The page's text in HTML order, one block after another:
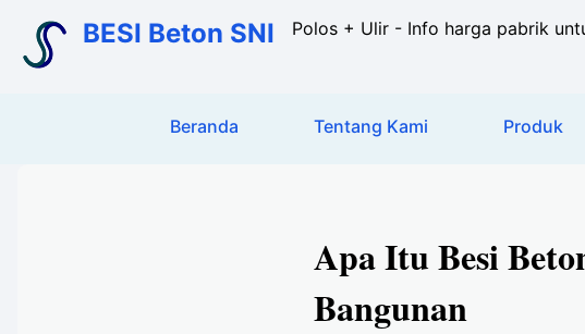
BESI Beton SNI Polos + Ulir - Info harga pabrik
Beranda Tentang Kami Produk
Apa Itu Besi
Bangunan